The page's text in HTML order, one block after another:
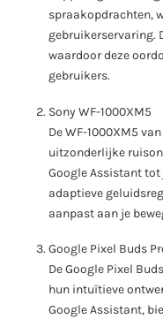
spraakopdrachten,
gebruikerservaring.
waardoor deze
gebruikers.
Sony WF-1000XM5
De WF-1000XM5
uitzonderlijke
Google Assistant
adaptieve
aanpast aan je
Google Pixel Buds
De Google Pixel
hun intuïtieve
Google Assistant,